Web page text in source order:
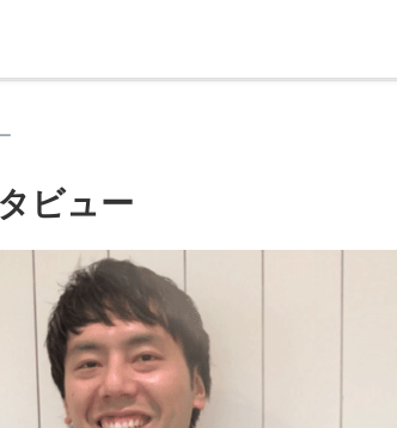
イト
ビュー